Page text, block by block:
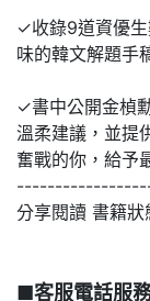
✓收錄9道資優
味的韓文解題手
✓書中公開金楨
溫柔建議，並提
奮戰的你，給予
分享閱讀 書籍狀
■客服電話服